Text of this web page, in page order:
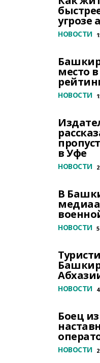
угрозе
НОВОСТИ
место
НОВОСТИ
в Уфе
НОВОСТИ
В
НОВОСТИ
НОВОСТИ
Боец
НОВОСТИ